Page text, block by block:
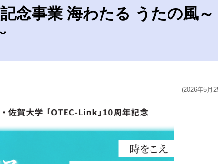
念事業 海わたる うたの風～
(2026年5月